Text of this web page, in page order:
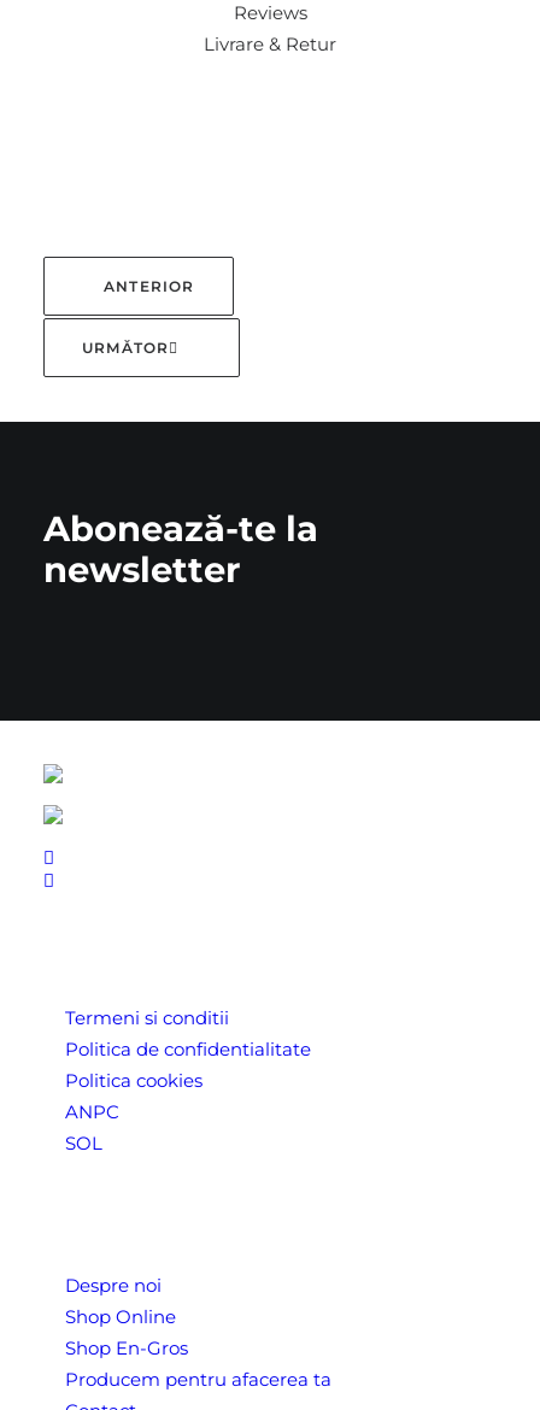
Reviews
Livrare & Retur
ANTERIOR
URMĂTOR
Abonează-te la
newsletter
Termeni si conditii
Politica de confidentialitate
Politica cookies
ANPC
SOL
Despre noi
Shop Online
Shop En-Gros
Producem pentru afacerea ta